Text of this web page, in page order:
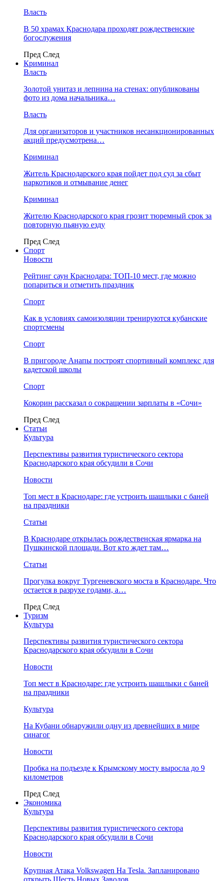
Власть
В 50 храмах Краснодара проходят рождественские
богослужения
Пред След
Криминал
Власть
​Золотой унитаз и лепнина на стенах: опубликованы
фото из дома начальника…
Власть
Для организаторов и участников несанкционированных
акций предусмотрена…
Криминал
Житель Краснодарского края пойдет под суд за сбыт
наркотиков и отмывание денег
Криминал
Жителю Краснодарского края грозит тюремный срок за
повторную пьяную езду
Пред След
Спорт
Новости
Рейтинг саун Краснодара: ТОП-10 мест, где можно
попариться и отметить праздник
Спорт
Как в условиях самоизоляции тренируются кубанские
спортсмены
Спорт
В пригороде Анапы построят спортивный комплекс для
кадетской школы
Спорт
Кокорин рассказал о сокращении зарплаты в «Сочи»
Пред След
Статьи
Культура
Перспективы развития туристического сектора
Краснодарского края обсудили в Сочи
Новости
Топ мест в Краснодаре: где устроить шашлыки с баней
на праздники
Статьи
В Краснодаре открылась рождественская ярмарка на
Пушкинской площади. Вот кто ждет там…
Статьи
Прогулка вокруг Тургеневского моста в Краснодаре. Что
остается в разрухе годами, а…
Пред След
Туризм
Культура
Перспективы развития туристического сектора
Краснодарского края обсудили в Сочи
Новости
Топ мест в Краснодаре: где устроить шашлыки с баней
на праздники
Культура
На Кубани обнаружили одну из древнейших в мире
синагог
Новости
Пробка на подъезде к Крымскому мосту выросла до 9
километров
Пред След
Экономика
Культура
Перспективы развития туристического сектора
Краснодарского края обсудили в Сочи
Новости
Крупная Атака Volkswagen На Tesla. Запланировано
открыть Шесть Новых Заводов